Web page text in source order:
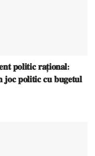
𝐫𝐚𝐭̦𝐢𝐨𝐧𝐚𝐥:
𝐩𝐨𝐥𝐢𝐭𝐢𝐜 𝐜𝐮 𝐛𝐮𝐠𝐞𝐭𝐮𝐥